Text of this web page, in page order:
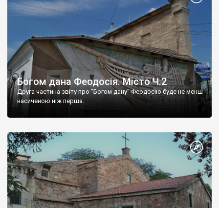
Богом дана Феодосія. Місто Ч.2
Друга частина звіту про "Богом дану" Феодосію буде не менш
насиченою ніж перша.